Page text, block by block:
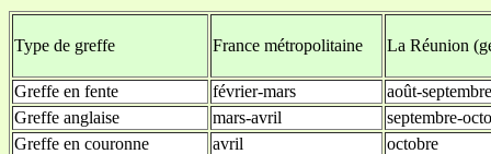
Type de greffe France métropolitaine La Réunion
Greffe en fente février-mars
août-septembre
Greffe anglaise
mars-avril
septembre-
Greffe en couronne
avril
octobre